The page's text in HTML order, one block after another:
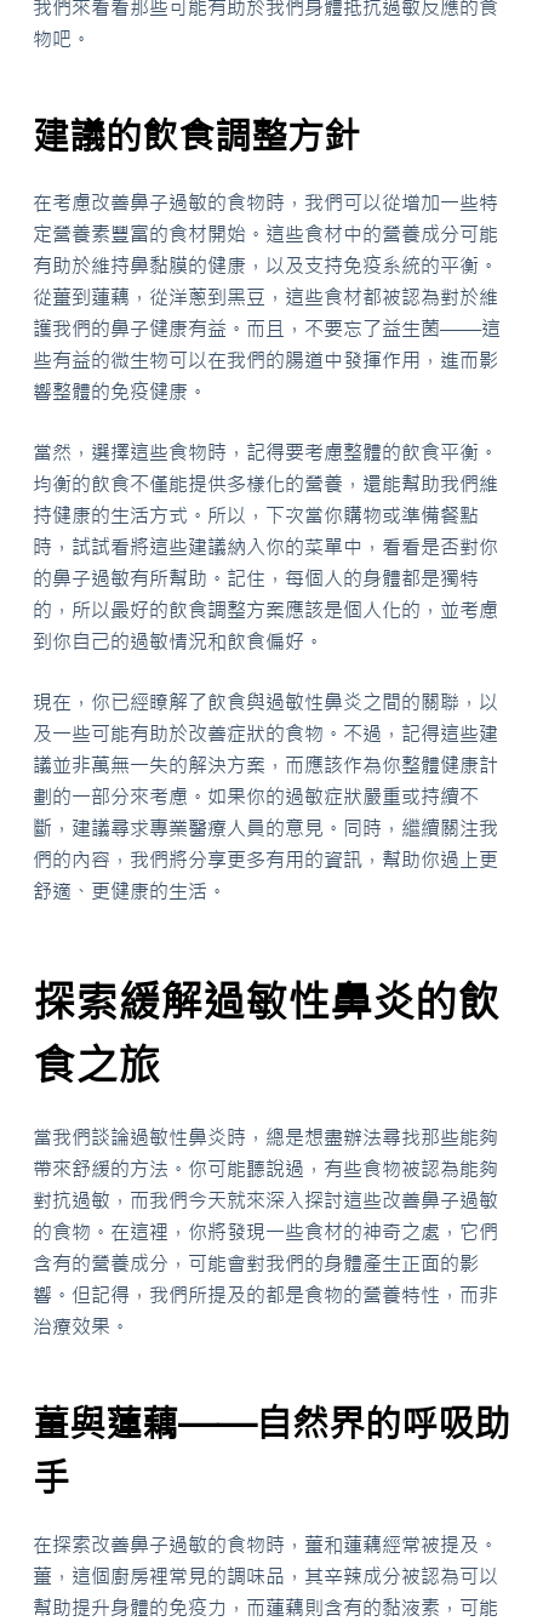
我們來看看那些可能有助於我們身體抵抗過敏反應的食
物吧。
建議的飲食調整方針
在考慮改善鼻子過敏的食物時，我們可以從增加一些特
定營養素豐富的食材開始。這些食材中的營養成分可能
有助於維持鼻黏膜的健康，以及支持免疫系統的平衡。
從薑到蓮藕，從洋蔥到黑豆，這些食材都被認為對於維
護我們的鼻子健康有益。而且，不要忘了益生菌——這
些有益的微生物可以在我們的腸道中發揮作用，進而影
響整體的免疫健康。
當然，選擇這些食物時，記得要考慮整體的飲食平衡。
均衡的飲食不僅能提供多樣化的營養，還能幫助我們維
持健康的生活方式。所以，下次當你購物或準備餐點
時，試試看將這些建議納入你的菜單中，看看是否對你
的鼻子過敏有所幫助。記住，每個人的身體都是獨特
的，所以最好的飲食調整方案應該是個人化的，並考慮
到你自己的過敏情況和飲食偏好。
現在，你已經瞭解了飲食與過敏性鼻炎之間的關聯，以
及一些可能有助於改善症狀的食物。不過，記得這些建
議並非萬無一失的解決方案，而應該作為你整體健康計
劃的一部分來考慮。如果你的過敏症狀嚴重或持續不
斷，建議尋求專業醫療人員的意見。同時，繼續關注我
們的內容，我們將分享更多有用的資訊，幫助你過上更
舒適、更健康的生活。
探索緩解過敏性鼻炎的飲
食之旅
當我們談論過敏性鼻炎時，總是想盡辦法尋找那些能夠
帶來舒緩的方法。你可能聽說過，有些食物被認為能夠
對抗過敏，而我們今天就來深入探討這些改善鼻子過敏
的食物。在這裡，你將發現一些食材的神奇之處，它們
含有的營養成分，可能會對我們的身體產生正面的影
響。但記得，我們所提及的都是食物的營養特性，而非
治療效果。
薑與蓮藕——自然界的呼吸助
手
在探索改善鼻子過敏的食物時，薑和蓮藕經常被提及。
薑，這個廚房裡常見的調味品，其辛辣成分被認為可以
幫助提升身體的免疫力，而蓮藕則含有的黏液素，可能